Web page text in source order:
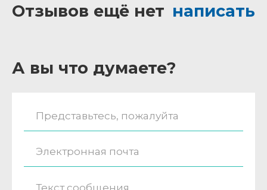
Отзывов ещё нет написать
А вы что думаете?